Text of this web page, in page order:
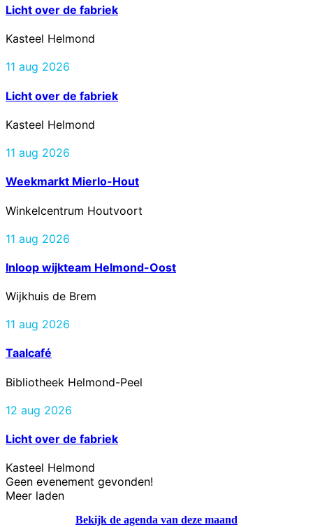
Licht over de fabriek
Kasteel Helmond
11 aug 2026
Licht over de fabriek
Kasteel Helmond
11 aug 2026
Weekmarkt Mierlo-Hout
Winkelcentrum Houtvoort
11 aug 2026
Inloop wijkteam Helmond-Oost
Wijkhuis de Brem
11 aug 2026
Taalcafé
Bibliotheek Helmond-Peel
12 aug 2026
Licht over de fabriek
Kasteel Helmond
Geen evenement gevonden!
Meer laden
Bekijk de agenda van deze maand